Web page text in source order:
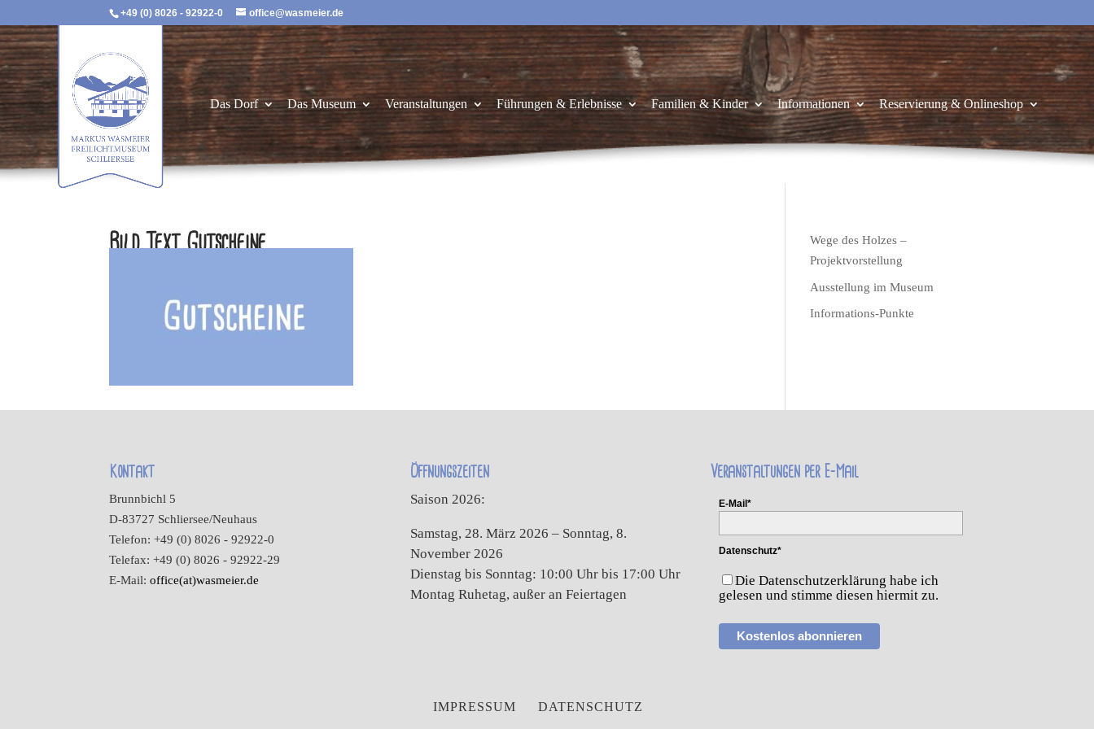
+49 (0) 8026 - 92922-0 office@wasmeier.de
Das Dorf Das Museum Veranstaltungen Führungen & Erlebnisse Familien & Kinder Informationen Reservierung & Onlineshop
Bild Text Gutscheine
Wege des Holzes –
Projektvorstellung
Ausstellung im Museum
Informations-Punkte
Kontakt
Brunnbichl 5
D-83727 Schliersee/Neuhaus
Telefon: +49 (0) 8026 - 92922-0
Telefax: +49 (0) 8026 - 92922-29
E-Mail:office(at)wasmeier.de
Öffnungszeiten
Saison 2026:
Samstag, 28. März 2026 – Sonntag, 8.
November 2026
Dienstag bis Sonntag: 10:00 Uhr bis 17:00 Uhr
Montag Ruhetag, außer an Feiertagen
Veranstaltungen per E-Mail
E-Mail*
Datenschutz*
Die Datenschutzerklärung habe ich
gelesen und stimme diesen hiermit zu.
Kostenlos abonnieren
IMPRESSUM DATENSCHUTZ